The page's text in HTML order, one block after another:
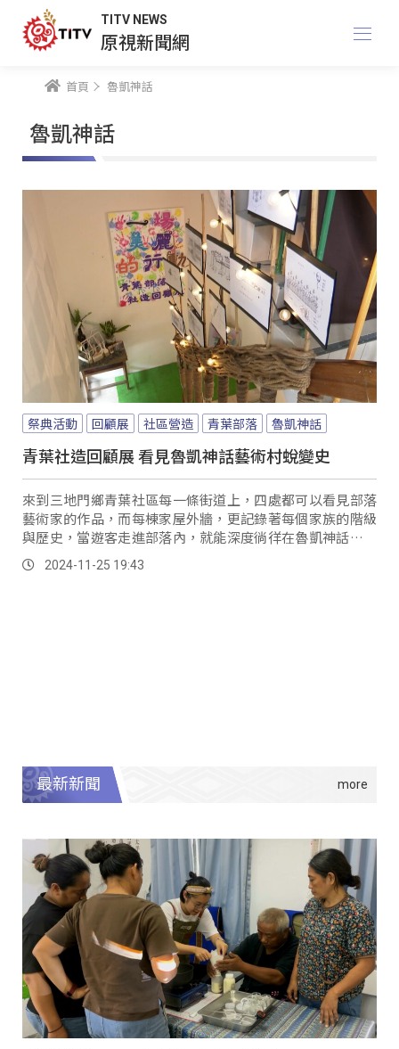
TITV NEWS
原視新聞網
首頁 魯凱神話
魯凱神話
祭典活動 回顧展 社區營造 青葉部落 魯凱神話
青葉社造回顧展 看見魯凱神話藝術村蛻變史
來到三地門鄉青葉社區每一條街道上，四處都可以看見部落
藝術家的作品，而每棟家屋外牆，更記錄著每個家族的階級
與歷史，當遊客走進部落內，就能深度徜徉在魯凱神話藝術
村的氛圍裡，部落推動社區營造10多年，成功塑造部落特
色，部落特別辦理回顧展。
2024-11-25 19:43
最新新聞